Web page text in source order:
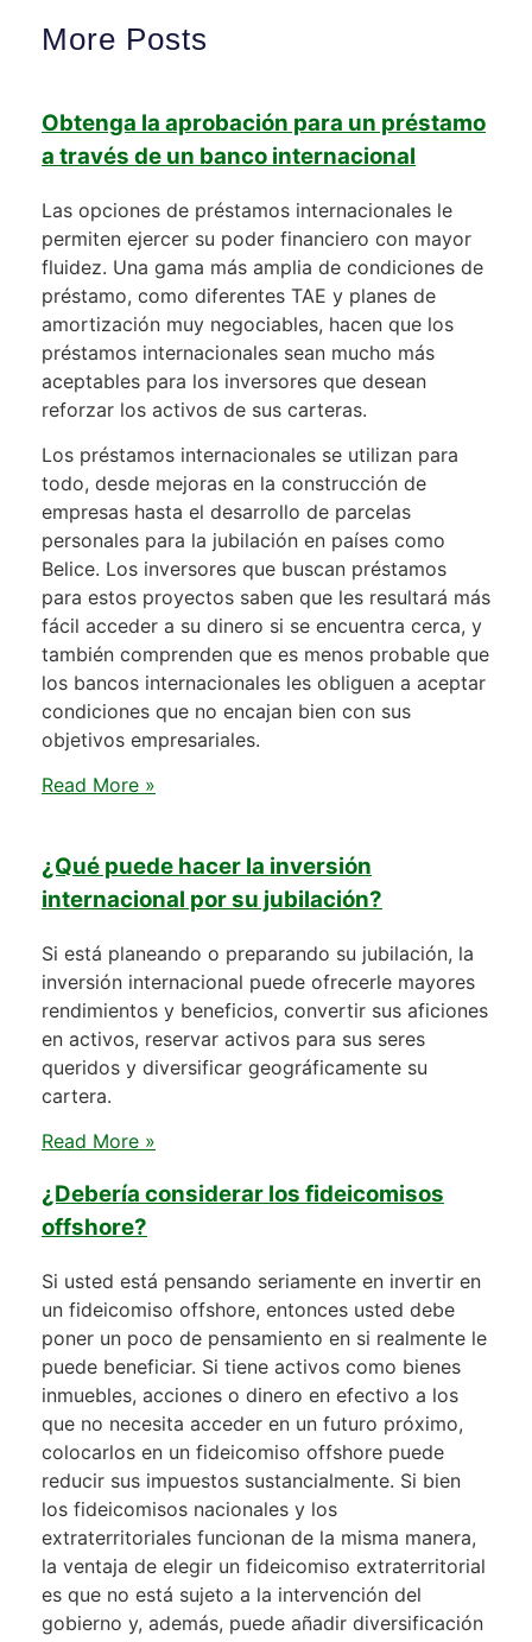
More Posts
Obtenga la aprobación para un préstamo
a través de un banco internacional
Las opciones de préstamos internacionales le
permiten ejercer su poder financiero con mayor
fluidez. Una gama más amplia de condiciones de
préstamo, como diferentes TAE y planes de
amortización muy negociables, hacen que los
préstamos internacionales sean mucho más
aceptables para los inversores que desean
reforzar los activos de sus carteras.
Los préstamos internacionales se utilizan para
todo, desde mejoras en la construcción de
empresas hasta el desarrollo de parcelas
personales para la jubilación en países como
Belice. Los inversores que buscan préstamos
para estos proyectos saben que les resultará más
fácil acceder a su dinero si se encuentra cerca, y
también comprenden que es menos probable que
los bancos internacionales les obliguen a aceptar
condiciones que no encajan bien con sus
objetivos empresariales.
Read More »
¿Qué puede hacer la inversión
internacional por su jubilación?
Si está planeando o preparando su jubilación, la
inversión internacional puede ofrecerle mayores
rendimientos y beneficios, convertir sus aficiones
en activos, reservar activos para sus seres
queridos y diversificar geográficamente su
cartera.
Read More »
¿Debería considerar los fideicomisos
offshore?
Si usted está pensando seriamente en invertir en
un fideicomiso offshore, entonces usted debe
poner un poco de pensamiento en si realmente le
puede beneficiar. Si tiene activos como bienes
inmuebles, acciones o dinero en efectivo a los
que no necesita acceder en un futuro próximo,
colocarlos en un fideicomiso offshore puede
reducir sus impuestos sustancialmente. Si bien
los fideicomisos nacionales y los
extraterritoriales funcionan de la misma manera,
la ventaja de elegir un fideicomiso extraterritorial
es que no está sujeto a la intervención del
gobierno y, además, puede añadir diversificación